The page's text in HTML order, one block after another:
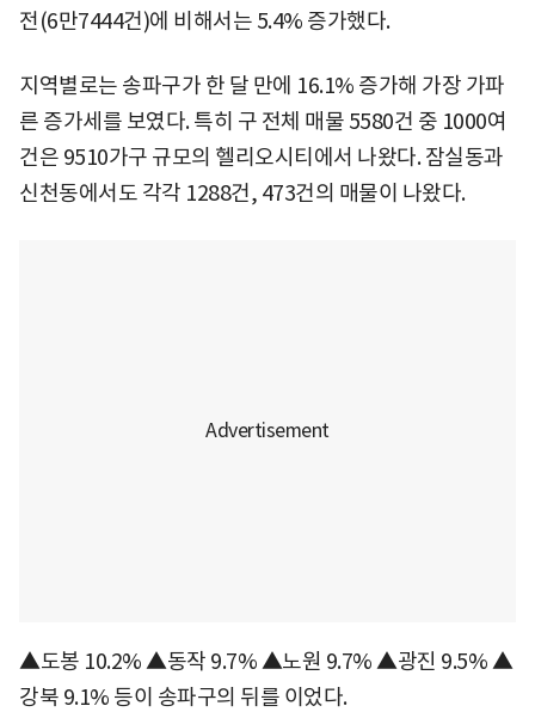
전(6만7444건)에 비해서는 5.4% 증가했다.
지역별로는 송파구가 한 달 만에 16.1% 증가해 가장 가파
른 증가세를 보였다. 특히 구 전체 매물 5580건 중 1000여
건은 9510가구 규모의 헬리오시티에서 나왔다. 잠실동과
신천동에서도 각각 1288건, 473건의 매물이 나왔다.
▲도봉 10.2% ▲동작 9.7% ▲노원 9.7% ▲광진 9.5% ▲
강북 9.1% 등이 송파구의 뒤를 이었다.